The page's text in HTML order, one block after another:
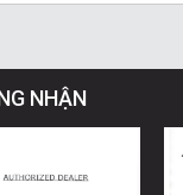
NHẬN